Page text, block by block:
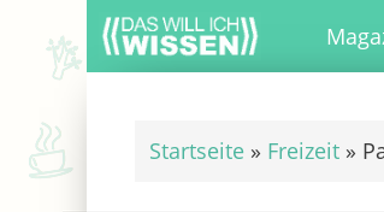
Inhalt
springen
Startseite » Freizeit »